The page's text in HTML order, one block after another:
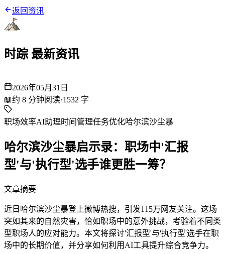
返回资讯
时踪 最新资讯
2026年05月31日
📖约 8 分钟阅读·1532 字
职场效率AI助理时间管理任务优化哈尔滨沙尘暴
哈尔滨沙尘暴启示录：职场中'汇报
型'与'执行型'选手谁更胜一筹？
文章摘要
近日哈尔滨沙尘暴登上微博热搜，引发115万网友关注。这场
突如其来的自然灾害，恰如职场中的意外挑战，考验着不同类
型职场人的应对能力。本文将探讨'汇报型'与'执行型'选手在职
场中的长期价值，并分享如何利用AI工具提升综合竞争力。